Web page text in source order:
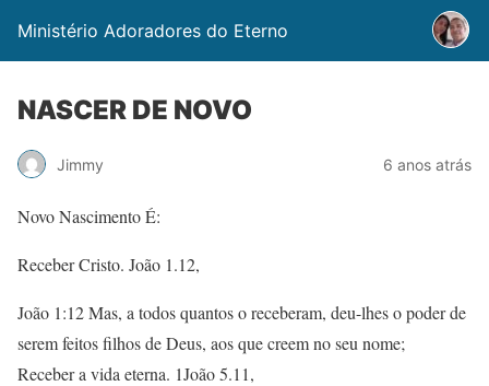
Ministério Adoradores do Eterno
NASCER DE NOVO
Jimmy 6 anos atrás
Novo Nascimento É:
Receber Cristo. João 1.12,
João 1:12 Mas, a todos quantos o receberam, deu-lhes o poder de
serem feitos filhos de Deus, aos que creem no seu nome;
Receber a vida eterna. 1João 5.11,